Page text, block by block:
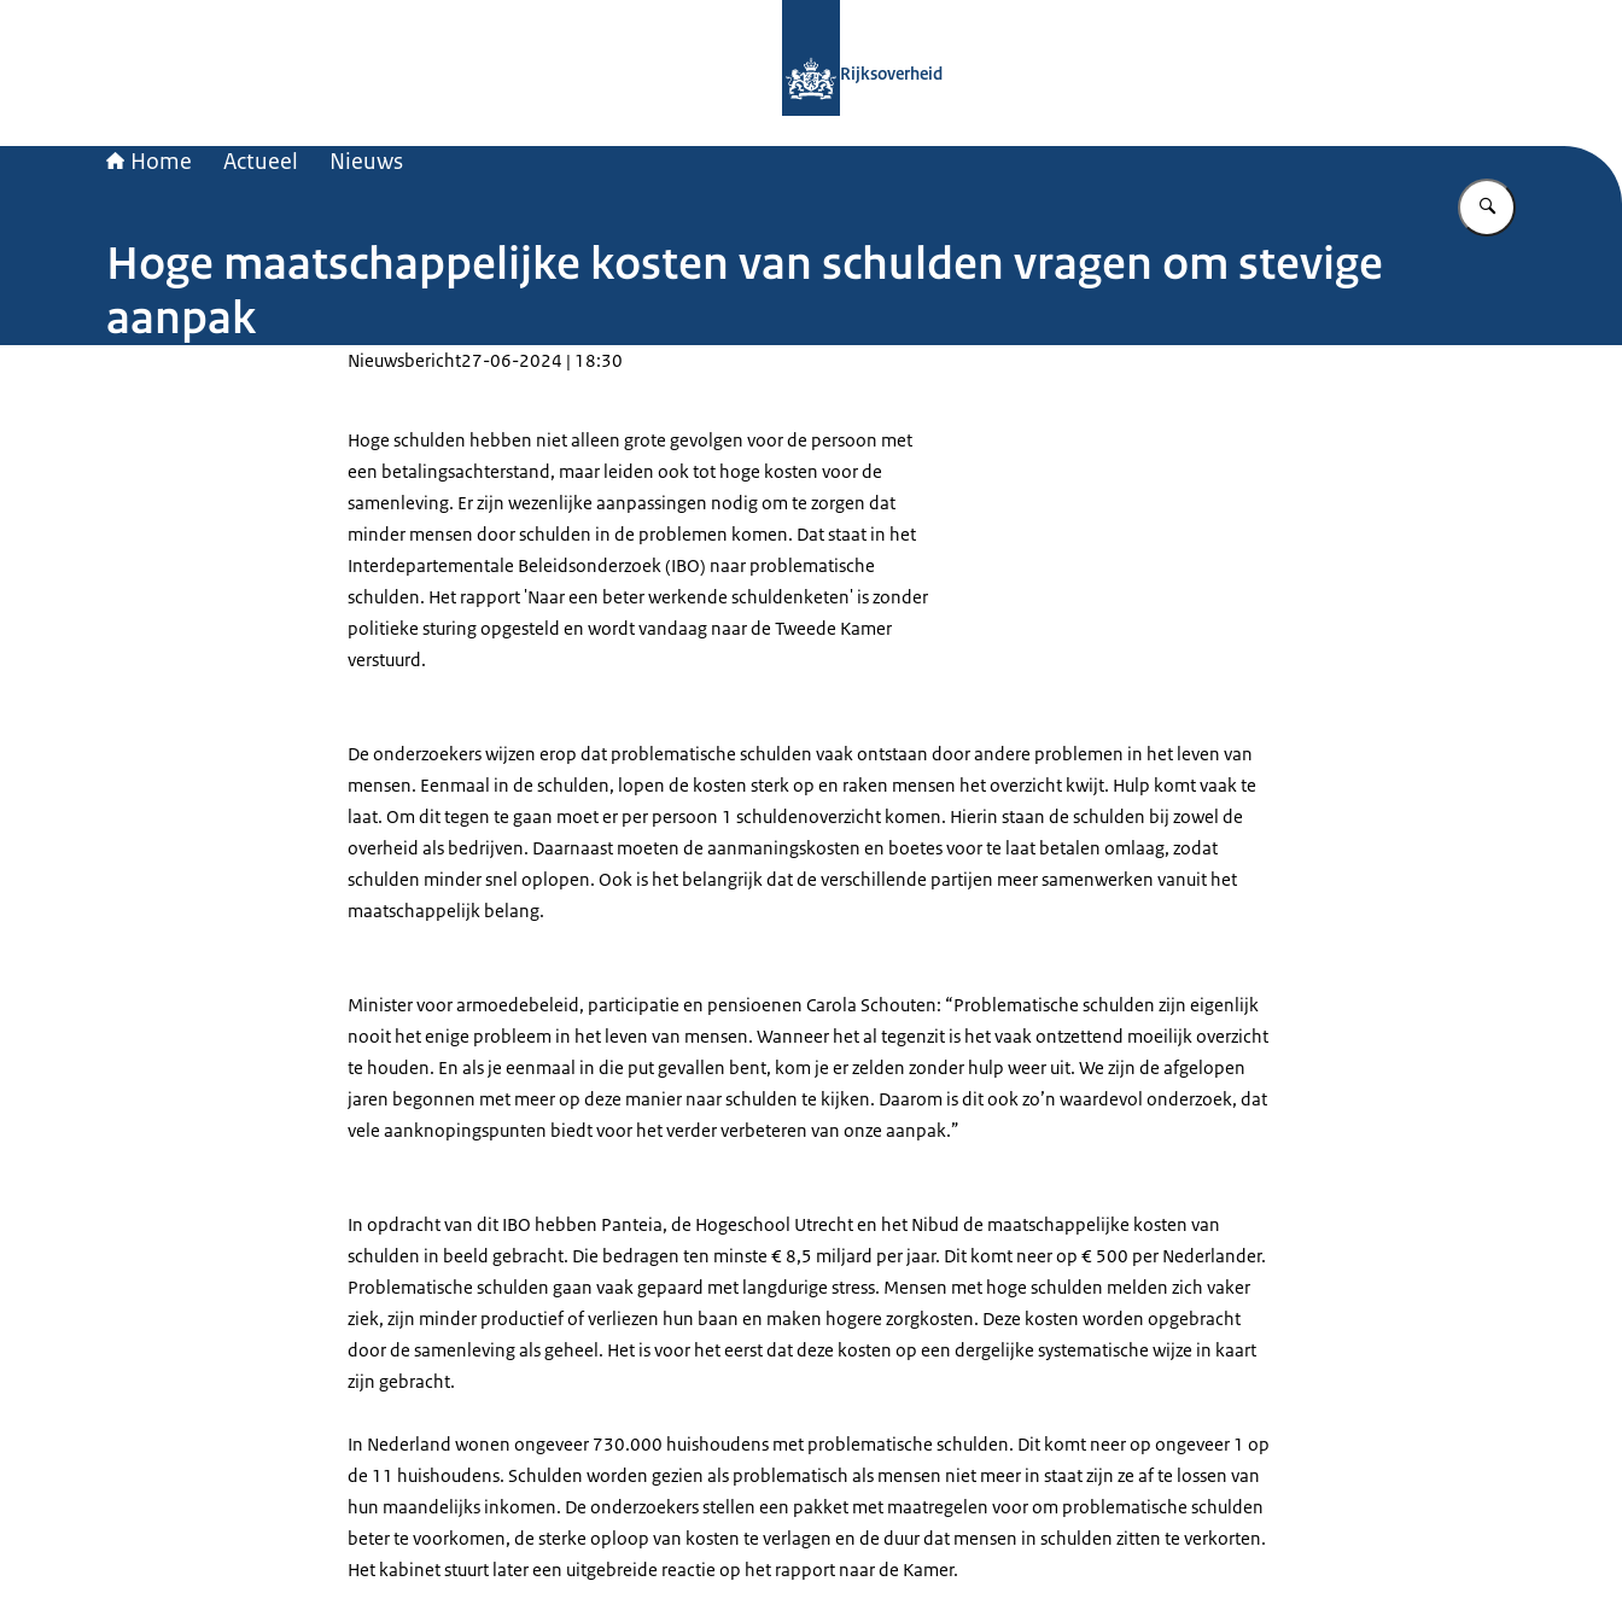
Rijksoverheid
Home Actueel Nieuws
Vul in wat u
Hoge maatschappelijke kosten van schulden vragen om stevige
aanpak
Nieuwsbericht27-06-2024 | 18:30
Hoge schulden hebben niet alleen grote gevolgen voor de persoon met
een betalingsachterstand, maar leiden ook tot hoge kosten voor de
samenleving. Er zijn wezenlijke aanpassingen nodig om te zorgen dat
minder mensen door schulden in de problemen komen. Dat staat in het
Interdepartementale Beleidsonderzoek (IBO) naar problematische
schulden. Het rapport 'Naar een beter werkende schuldenketen' is zonder
politieke sturing opgesteld en wordt vandaag naar de Tweede Kamer
verstuurd.
De onderzoekers wijzen erop dat problematische schulden vaak ontstaan door andere problemen in het leven van
mensen. Eenmaal in de schulden, lopen de kosten sterk op en raken mensen het overzicht kwijt. Hulp komt vaak te
laat. Om dit tegen te gaan moet er per persoon 1 schuldenoverzicht komen. Hierin staan de schulden bij zowel de
overheid als bedrijven. Daarnaast moeten de aanmaningskosten en boetes voor te laat betalen omlaag, zodat
schulden minder snel oplopen. Ook is het belangrijk dat de verschillende partijen meer samenwerken vanuit het
maatschappelijk belang.
Minister voor armoedebeleid, participatie en pensioenen Carola Schouten: “Problematische schulden zijn eigenlijk
nooit het enige probleem in het leven van mensen. Wanneer het al tegenzit is het vaak ontzettend moeilijk overzicht
te houden. En als je eenmaal in die put gevallen bent, kom je er zelden zonder hulp weer uit. We zijn de afgelopen
jaren begonnen met meer op deze manier naar schulden te kijken. Daarom is dit ook zo’n waardevol onderzoek, dat
vele aanknopingspunten biedt voor het verder verbeteren van onze aanpak.”
In opdracht van dit IBO hebben Panteia, de Hogeschool Utrecht en het Nibud de maatschappelijke kosten van
schulden in beeld gebracht. Die bedragen ten minste € 8,5 miljard per jaar. Dit komt neer op € 500 per Nederlander.
Problematische schulden gaan vaak gepaard met langdurige stress. Mensen met hoge schulden melden zich vaker
ziek, zijn minder productief of verliezen hun baan en maken hogere zorgkosten. Deze kosten worden opgebracht
door de samenleving als geheel. Het is voor het eerst dat deze kosten op een dergelijke systematische wijze in kaart
zijn gebracht.
In Nederland wonen ongeveer 730.000 huishoudens met problematische schulden. Dit komt neer op ongeveer 1 op
de 11 huishoudens. Schulden worden gezien als problematisch als mensen niet meer in staat zijn ze af te lossen van
hun maandelijks inkomen. De onderzoekers stellen een pakket met maatregelen voor om problematische schulden
beter te voorkomen, de sterke oploop van kosten te verlagen en de duur dat mensen in schulden zitten te verkorten.
Het kabinet stuurt later een uitgebreide reactie op het rapport naar de Kamer.